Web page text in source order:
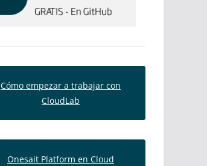
Cómo empezar a trabajar con
CloudLab
Onesait Platform en Cloud